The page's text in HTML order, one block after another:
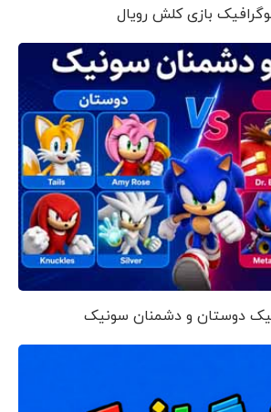
بازی کلش رویال
دوستان و دشمنان سونیک